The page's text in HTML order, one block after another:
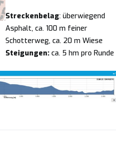
Streckenbelag: überwiegend
Asphalt, ca. 100 m feiner
Schotterweg, ca. 20 m Wiese
Steigungen: ca. 5 hm pro Runde